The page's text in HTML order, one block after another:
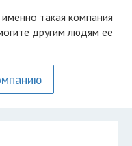
такая компания
другим людям её